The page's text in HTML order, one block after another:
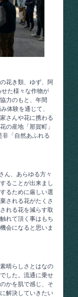
花き類、ゆず、阿
た様々な作物が
力のもと、年間
体験を通じて、
さんや花に携わる
の産地「那賀町」
非「自然あふれる
ん、あらゆる方々
ることが出来まし
るために厳しい選
される花がたくさ
れる花を減らす取
れて頂く事はもち
会になると思いま
晴らしさとはなの
した。流通に乗せ
かを肌で感じ、そ
解決していきたい